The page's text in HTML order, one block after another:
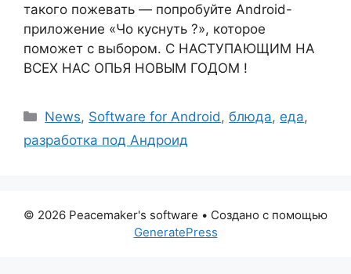
такого пожевать — попробуйте Android-
приложение «Чо куснуть ?», которое
поможет с выбором. С НАСТУПАЮЩИМ НА
ВСЕХ НАС ОПЬЯ НОВЫМ ГОДОМ !
Рубрики
News, Software for Android ,блюда, еда,
разработка под Андроид
© 2026 Peacemaker's software • Создано с помощью
GeneratePress